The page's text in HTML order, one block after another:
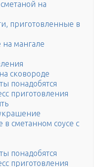
на
приготовленные в
мангале
сковороде
понадобятся
приготовления
сметанном соусе с
понадобятся
приготовления